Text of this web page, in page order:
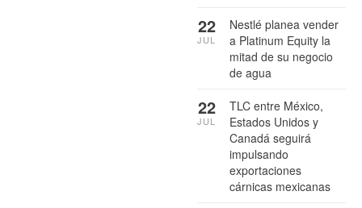
Nestlé planea vender
a Platinum Equity la
mitad de su negocio
de agua
22
JUL
TLC entre México,
Estados Unidos y
Canadá seguirá
impulsando
exportaciones
cárnicas mexicanas
22
JUL